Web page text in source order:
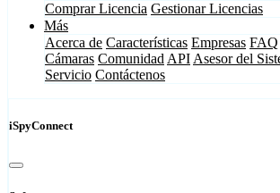
Comprar Licencia Gestionar Licencias
Más
Acerca de Características Empresas FAQ
Cámaras Comunidad API Asesor del
Servicio Contáctenos
iSpyConnect